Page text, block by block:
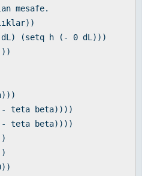
mesafe.
(setq h (- 0 dL)))
teta beta))))
teta beta))))